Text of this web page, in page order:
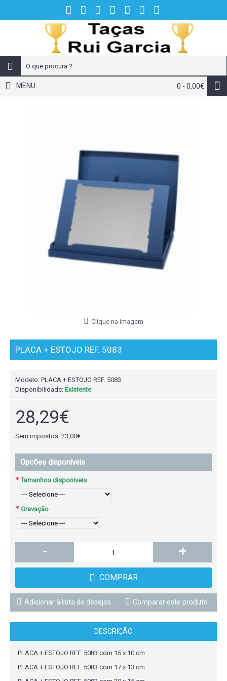
0 - 0,00€
MENU
Clique na imagem
PLACA + ESTOJO REF. 5083
Modelo: PLACA + ESTOJO REF. 5083
Disponibilidade: Existente
28,29€
Sem impostos: 23,00€
Opcões disponíveis
Tamanhos disponiveis
Gravação
- +
COMPRAR
Adicionar à lista de desejos Comparar este produto
DESCRIÇÃO
PLACA + ESTOJO REF. 5083 com 15 x 10 cm
PLACA + ESTOJO REF. 5083 com 17 x 13 cm